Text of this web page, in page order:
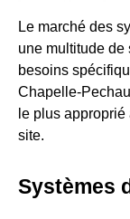
Le marché des
une multitude de
besoins
Chapelle-
le plus
site.
Systèmes